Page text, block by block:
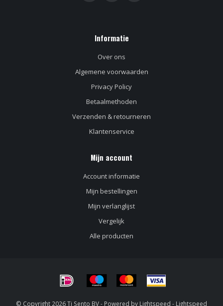
Informatie
Over ons
Algemene voorwaarden
Privacy Policy
Betaalmethoden
Verzenden & retourneren
Klantenservice
Mijn account
Account informatie
Mijn bestellingen
Mijn verlanglijst
Vergelijk
Alle producten
© Copyright 2026 Ti Sento BV - Powered by Lightspeed - Lightspeed